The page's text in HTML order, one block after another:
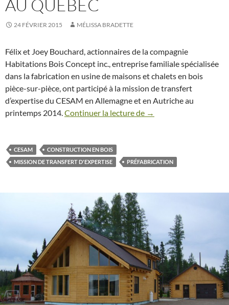
AU QUÉBEC
24 FÉVRIER 2015 MÉLISSA BRADETTE
Félix et Joey Bouchard, actionnaires de la compagnie
Habitations Bois Concept inc., entreprise familiale spécialisée
dans la fabrication en usine de maisons et chalets en bois
pièce-sur-pièce, ont participé à la mission de transfert
d’expertise du CESAM en Allemagne et en Autriche au
printemps 2014.Continuer la lecture de Retour de mission : les
→
CESAM
CONSTRUCTION EN BOIS
MISSION DE TRANSFERT D'EXPERTISE
PRÉFABRICATION